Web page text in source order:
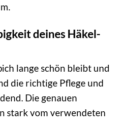
deines Häkel-
lange schön bleibt und
die richtige Pflege und
Die genauen
stark vom verwendeten